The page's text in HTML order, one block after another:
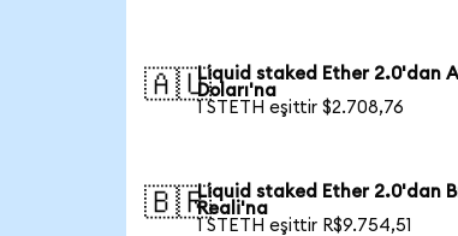
🇦🇺Liquid staked Ether 2.0'dan
Doları'na
1 STETH eşittir $2.708,76
🇧🇷Liquid staked Ether 2.0'dan
Reali'na
1 STETH eşittir R$9.754,51